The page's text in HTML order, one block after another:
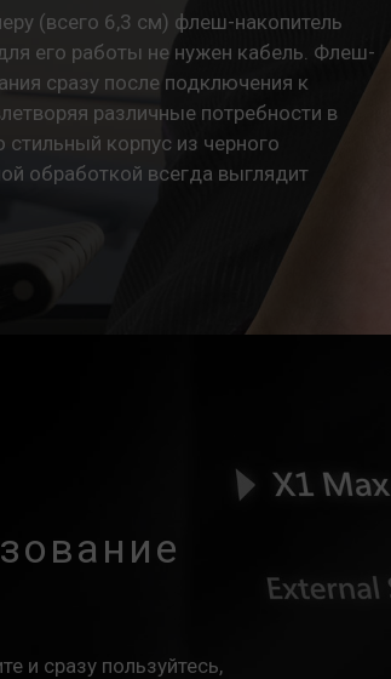
(всего 6,3 см) флеш-накопитель
его работы не нужен кабель. Флеш-
сразу после подключения к
различные потребности в
корпус из черного
обработкой всегда выглядит
и сразу пользуйтесь,